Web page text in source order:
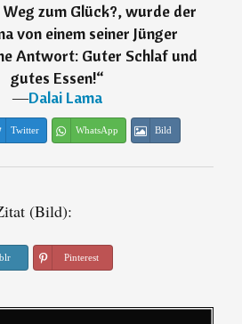
zum Glück?, wurde der
von einem seiner Jünger
Antwort: Guter Schlaf und
gutes Essen!“
―Dalai Lama
Twitter WhatsApp Bild
(Bild):
Pinterest